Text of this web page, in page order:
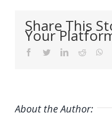
Share This
Your
Facebook
TwitterLinkedIn
Reddit
About the Author: